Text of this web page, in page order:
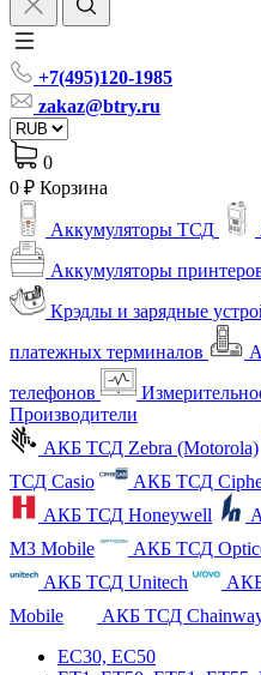
+7(495)120-1985
zakaz@btry.ru
0
0 ₽ Корзина
Аккумуляторы ТСД
Аккумуляторы
Крэдлы и зарядные
платежных терминалов
телефонов
Производители
АКБ ТСД Zebra (Motorola)
ТСД Casio
АКБ ТСД
АКБ ТСД Honeywell
M3 Mobile
АКБ ТСД
АКБ ТСД Unitech
Mobile
АКБ ТСД
EC30, EC50